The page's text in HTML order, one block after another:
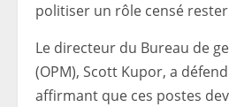
politiser un rôle censé
Le directeur du Bureau de
(OPM), Scott Kupor, a
affirmant que ces postes